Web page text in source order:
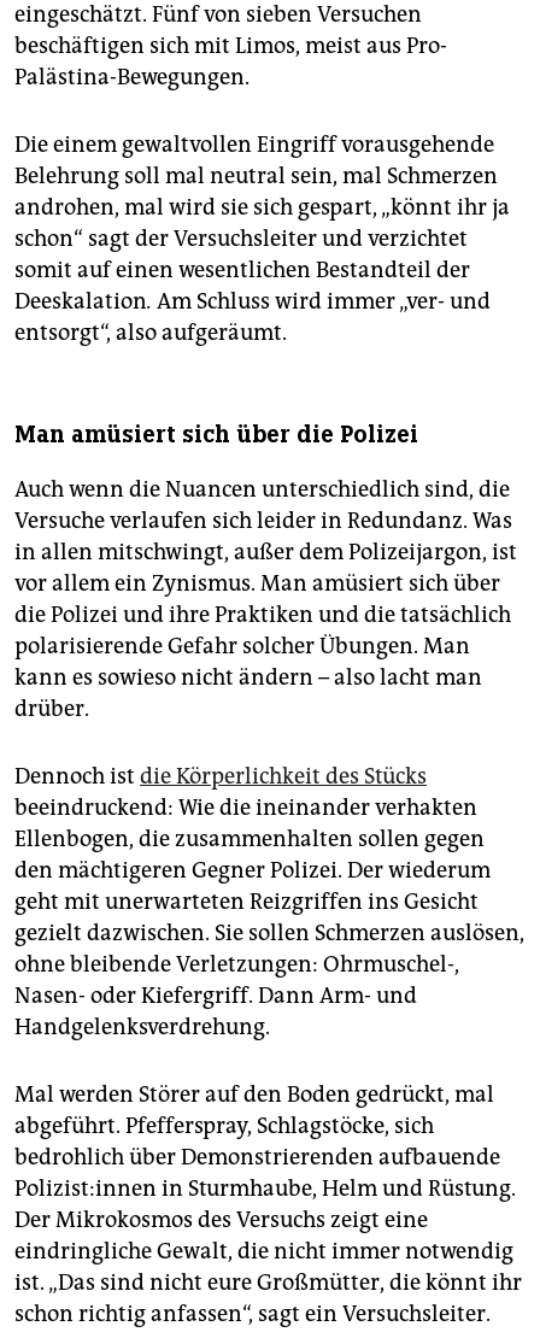
eingeschätzt. Fünf von sieben Versuchen
beschäftigen sich mit Limos, meist aus Pro-
Palästina-Bewegungen.
Die einem gewaltvollen Eingriff vorausgehende
Belehrung soll mal neutral sein, mal Schmerzen
androhen, mal wird sie sich gespart, „könnt ihr ja
schon“ sagt der Versuchsleiter und verzichtet
somit auf einen wesentlichen Bestandteil der
Deeskalation. Am Schluss wird immer „ver- und
entsorgt“, also aufgeräumt.
Man amüsiert sich über die Polizei
Auch wenn die Nuancen unterschiedlich sind, die
Versuche verlaufen sich leider in Redundanz. Was
in allen mitschwingt, außer dem Polizeijargon, ist
vor allem ein Zynismus. Man amüsiert sich über
die Polizei und ihre Praktiken und die tatsächlich
polarisierende Gefahr solcher Übungen. Man
kann es sowieso nicht ändern – also lacht man
drüber.
Dennoch ist die Körperlichkeit des Stücks
beeindruckend: Wie die ineinander verhakten
Ellenbogen, die zusammenhalten sollen gegen
den mächtigeren Gegner Polizei. Der wiederum
geht mit unerwarteten Reizgriffen ins Gesicht
gezielt dazwischen. Sie sollen Schmerzen auslösen,
ohne bleibende Verletzungen: Ohrmuschel-,
Nasen- oder Kiefergriff. Dann Arm- und
Handgelenksverdrehung.
Mal werden Störer auf den Boden gedrückt, mal
abgeführt. Pfefferspray, Schlagstöcke, sich
bedrohlich über Demonstrierenden aufbauende
Po­li­zis­t:in­nen in Sturmhaube, Helm und Rüstung.
Der Mikrokosmos des Versuchs zeigt eine
eindringliche Gewalt, die nicht immer notwendig
ist. „Das sind nicht eure Großmütter, die könnt ihr
schon richtig anfassen“, sagt ein Versuchsleiter.